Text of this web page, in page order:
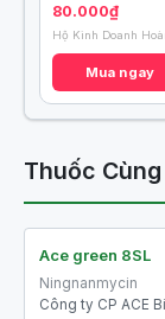
80.000₫
Mua ngay
Thuốc
Ace green 8SL
Ningnanmycin
Công ty CP ACE